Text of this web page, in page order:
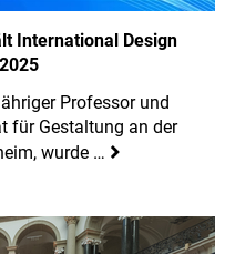
International Design
Professor und
für Gestaltung an der
wurde …